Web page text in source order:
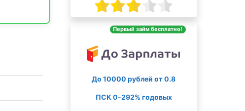
Первый займ бесплатно!
До 10000 рублей от 0.8
ПСК 0-292% годовых